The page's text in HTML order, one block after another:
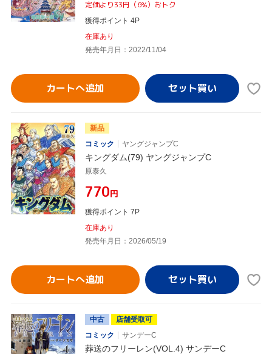
定価より33円（6%）おトク
獲得ポイント 4P
在庫あり
発売年月日：2022/11/04
カートへ追加
新品
コミック
ヤングジャンプC
キングダム(79) ヤングジャンプC
原泰久
¥770円
獲得ポイント 7P
在庫あり
発売年月日：2026/05/19
カートへ追加
中古
店舗受取可
コミック
サンデーC
葬送のフリーレン(VOL.4) サンデーC